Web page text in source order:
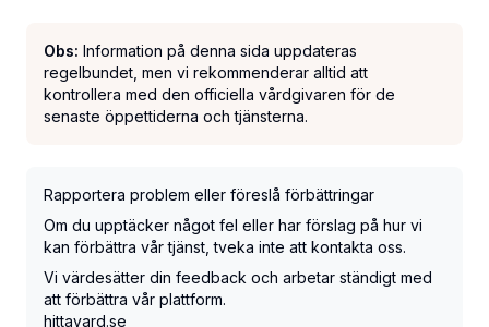
Obs: Information på denna sida uppdateras
regelbundet, men vi rekommenderar alltid att
kontrollera med den officiella vårdgivaren för de
senaste öppettiderna och tjänsterna.
Rapportera problem eller föreslå förbättringar
Om du upptäcker något fel eller har förslag på hur vi
kan förbättra vår tjänst, tveka inte att kontakta oss.
Vi värdesätter din feedback och arbetar ständigt med
att förbättra vår plattform.
hittavard.se